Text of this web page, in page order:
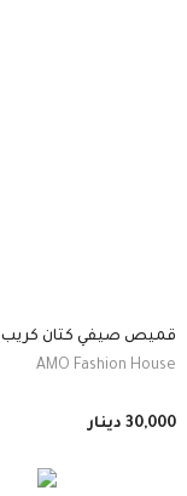
قميص صيفي كتان كريب
AMO Fashion House
30,000 دينار